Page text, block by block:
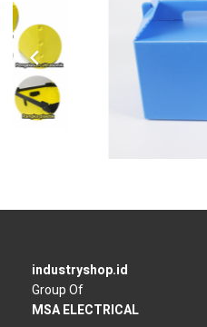
industryshop.id
Group Of
MSA ELECTRICAL